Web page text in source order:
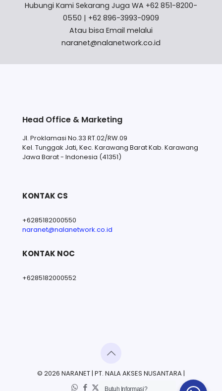
Hubungi Kami Sekarang Juga WA +62 851-8200-
0550 | +62 896-3993-0909
Atau bisa Email melalui
naranet@nalanetwork.co.id
Head Office & Marketing
Jl. Proklamasi No.33 RT.02/RW.09
Kel. Tunggak Jati, Kec. Karawang Barat Kab. Karawang
Jawa Barat - Indonesia (41351)
KONTAK CS
+6285182000550
naranet@nalanetwork.co.id
KONTAK NOC
+6285182000552
© 2026 NARANET | PT. NALA AKSES NUSANTARA |
Butuh Informasi?